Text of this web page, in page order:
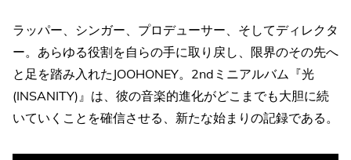
ラッパー、シンガー、プロデューサー、そしてディレクタ
ー。あらゆる役割を自らの手に取り戻し、限界のその先へ
と足を踏み入れたJOOHONEY。2ndミニアルバム『光
(INSANITY)』は、彼の音楽的進化がどこまでも大胆に続
いていくことを確信させる、新たな始まりの記録である。